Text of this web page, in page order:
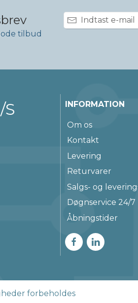
tilbud
INFORMATION
Om os
Kontakt
Levering
Returvarer
Salgs- og
Døgnservice 24/7
Åbningstider
forbeholdes